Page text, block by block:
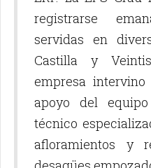
registrarse
servidas en
Castilla y
empresa
apoyo del
técnico
afloramientos y